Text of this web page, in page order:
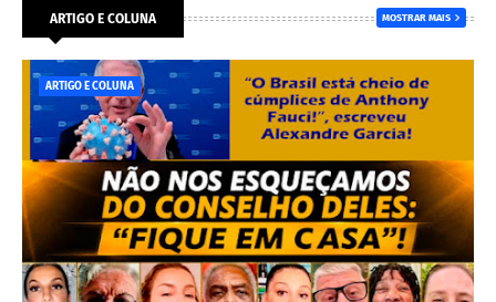
ARTIGO E COLUNA MOSTRAR MAIS
ARTIGO E COLUNA